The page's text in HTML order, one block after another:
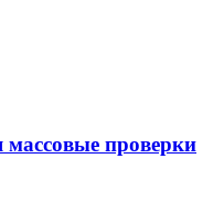
проверки